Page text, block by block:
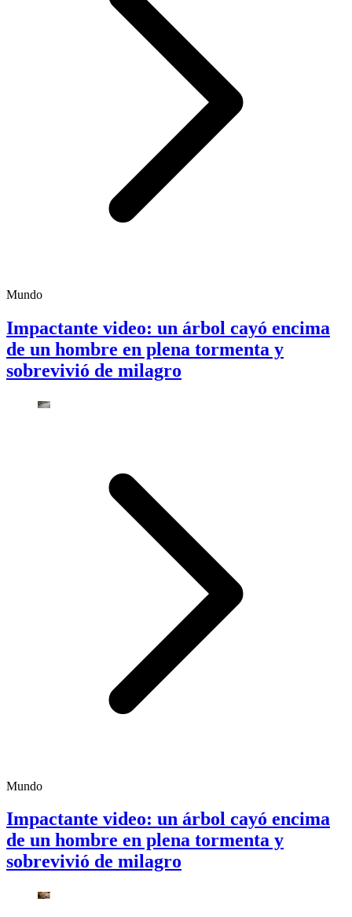
Mundo
Impactante video: un árbol cayó encima
de un hombre en plena tormenta y
sobrevivió de milagro
Mundo
Impactante video: un árbol cayó encima
de un hombre en plena tormenta y
sobrevivió de milagro